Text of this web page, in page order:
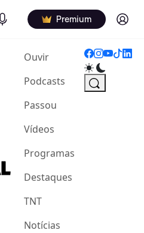
Podcasts Premium Log in
Ouvir(current)
Podcasts
Passou
Vídeos
Programas
Destaques
TNT
Notícias